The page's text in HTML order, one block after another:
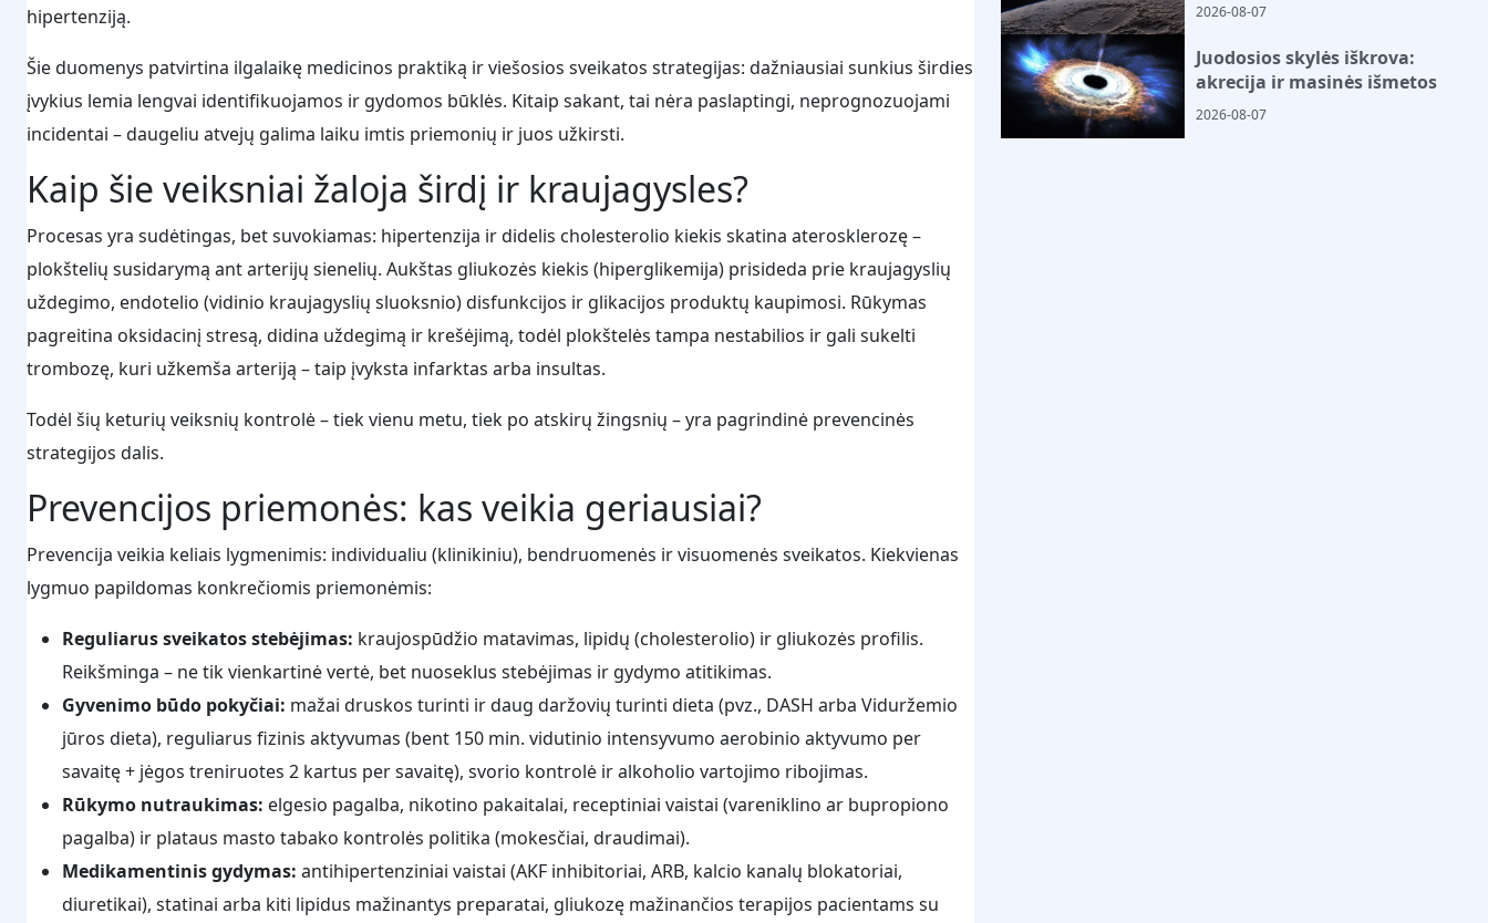
hipertenziją.
Šie duomenys patvirtina ilgalaikę medicinos praktiką ir viešosios sveikatos strategijas: dažniausiai sunkius širdies
įvykius lemia lengvai identifikuojamos ir gydomos būklės. Kitaip sakant, tai nėra paslaptingi, neprognozuojami
incidentai – daugeliu atvejų galima laiku imtis priemonių ir juos užkirsti.
Kaip šie veiksniai žaloja širdį ir kraujagysles?
Procesas yra sudėtingas, bet suvokiamas: hipertenzija ir didelis cholesterolio kiekis skatina aterosklerozę –
plokštelių susidarymą ant arterijų sienelių. Aukštas gliukozės kiekis (hiperglikemija) prisideda prie kraujagyslių
uždegimo, endotelio (vidinio kraujagyslių sluoksnio) disfunkcijos ir glikacijos produktų kaupimosi. Rūkymas
pagreitina oksidacinį stresą, didina uždegimą ir krešėjimą, todėl plokštelės tampa nestabilios ir gali sukelti
trombozę, kuri užkemša arteriją – taip įvyksta infarktas arba insultas.
Todėl šių keturių veiksnių kontrolė – tiek vienu metu, tiek po atskirų žingsnių – yra pagrindinė prevencinės
strategijos dalis.
Prevencijos priemonės: kas veikia geriausiai?
Prevencija veikia keliais lygmenimis: individualiu (klinikiniu), bendruomenės ir visuomenės sveikatos. Kiekvienas
lygmuo papildomas konkrečiomis priemonėmis:
Reguliarus sveikatos stebėjimas: kraujospūdžio matavimas, lipidų (cholesterolio) ir gliukozės profilis.
Reikšminga – ne tik vienkartinė vertė, bet nuoseklus stebėjimas ir gydymo atitikimas.
Gyvenimo būdo pokyčiai: mažai druskos turinti ir daug daržovių turinti dieta (pvz., DASH arba Viduržemio
jūros dieta), reguliarus fizinis aktyvumas (bent 150 min. vidutinio intensyvumo aerobinio aktyvumo per
savaitę + jėgos treniruotes 2 kartus per savaitę), svorio kontrolė ir alkoholio vartojimo ribojimas.
Rūkymo nutraukimas: elgesio pagalba, nikotino pakaitalai, receptiniai vaistai (vareniklino ar bupropiono
pagalba) ir plataus masto tabako kontrolės politika (mokesčiai, draudimai).
Medikamentinis gydymas: antihipertenziniai vaistai (AKF inhibitoriai, ARB, kalcio kanalų blokatoriai,
diuretikai), statinai arba kiti lipidus mažinantys preparatai, gliukozę mažinančios terapijos pacientams su
2026-08-07
Juodosios skylės iškrova:
akrecija ir masinės išmetos
2026-08-07